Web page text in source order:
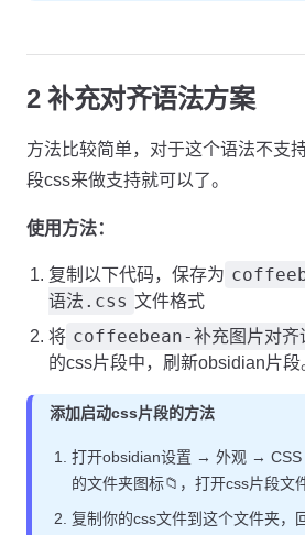
2 补充对齐语法方案
方法比较简单，对于这个语法不支
段css来做支持就可以了。
使用方法：
复制以下代码，保存为
语法.css 文件格式
将 coffeebean-补充图片对
的css片段中，刷新obsidian片
添加启动css片段的方法
打开obsidian设置 → 外观 → CSS
的文件夹图标📁，打开css片段文
复制你的css文件到这个文件夹，